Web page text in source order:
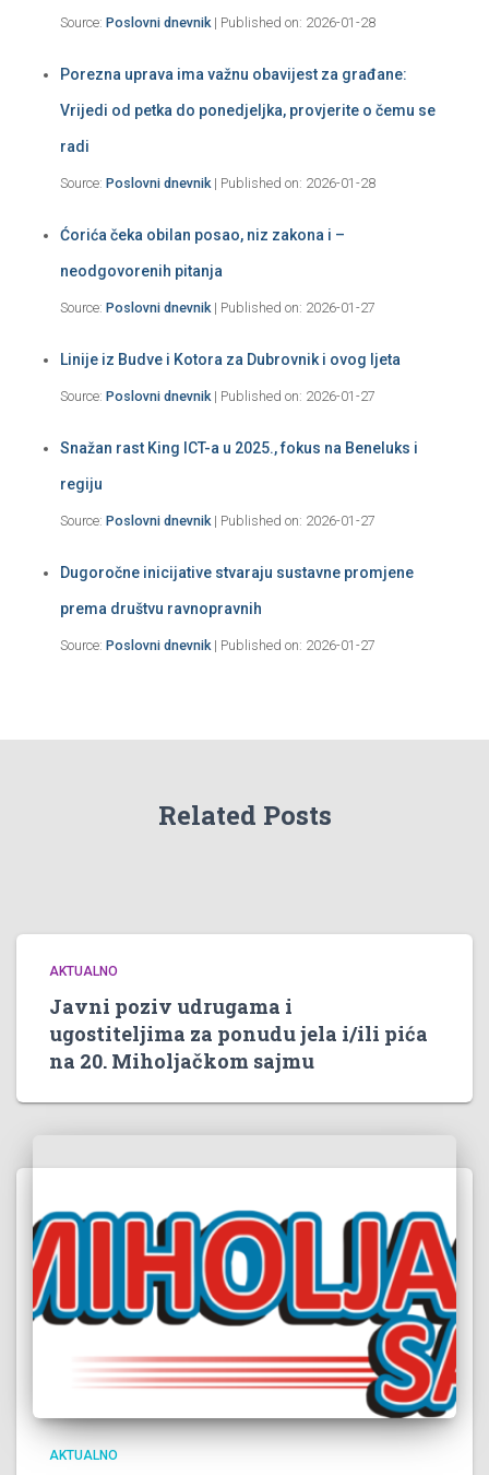
Source: Poslovni dnevnik Published on: 2026-01-28
Porezna uprava ima važnu obavijest za građane:
Vrijedi od petka do ponedjeljka, provjerite o čemu se
radi
Source: Poslovni dnevnik Published on: 2026-01-28
Ćorića čeka obilan posao, niz zakona i –
neodgovorenih pitanja
Source: Poslovni dnevnik Published on: 2026-01-27
Linije iz Budve i Kotora za Dubrovnik i ovog ljeta
Source: Poslovni dnevnik Published on: 2026-01-27
Snažan rast King ICT-a u 2025., fokus na Beneluks i
regiju
Source: Poslovni dnevnik Published on: 2026-01-27
Dugoročne inicijative stvaraju sustavne promjene
prema društvu ravnopravnih
Source: Poslovni dnevnik Published on: 2026-01-27
Related Posts
AKTUALNO
Javni poziv udrugama i
ugostiteljima za ponudu jela i/ili pića
na 20. Miholjačkom sajmu
AKTUALNO